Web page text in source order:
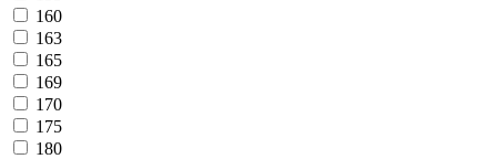
160
163
165
169
170
175
180